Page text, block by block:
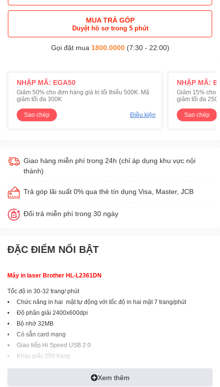
MUA TRẢ GÓP
Duyệt hồ sơ trong 5 phút
Gọi đặt mua 1800.0000(7:30 - 22:00)
NHẬP MÃ: EGA50
Giảm 50% cho đơn hàng giá trị tối thiểu 500K. Mã
giảm tối đa 300K
Sao chép Điều kiện
NHẬP MÃ:
Giảm 15% cho
giảm tối đa
Sao chép
Giao hàng miễn phí trong 24h (chỉ áp dụng khu vực nội
thành)
Trả góp lãi suất 0% qua thẻ tín dụng Visa, Master, JCB
Đổi trả miễn phí trong 30 ngày
ĐẶC ĐIỂM NỔI BẬT
Máy in laser Brother HL-L2361DN
Tốc độ in 30-32 trang/ phút
• Chức năng in hai mặt tự động với tốc độ in hai mặt 7 trang/phút
• Độ phân giải 2400x600dpi
• Bộ nhớ 32MB
• Có sẵn card mạng
• Giao tiếp Hi Speed USB 2.0
• Khay giấy 250 trang
• Chế độ tiết kiệm điện 0.5W (chế độ ngủ)
Sử dụng : Mực TN-2385 ( 2.600 trang A4)
Xem thêm